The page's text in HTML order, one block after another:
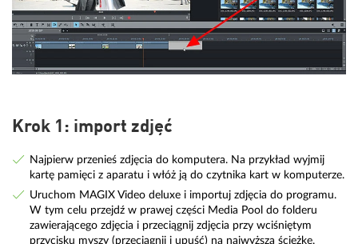
Krok 1: import zdjęć
Najpierw przenieś zdjęcia do komputera. Na przykład wyjmij
kartę pamięci z aparatu i włóż ją do czytnika kart w komputerze.
Uruchom MAGIX Video deluxe i importuj zdjęcia do programu.
W tym celu przejdź w prawej części Media Pool do folderu
zawierającego zdjęcia i przeciągnij zdjęcia przy wciśniętym
przycisku myszy (przeciągnij i upuść) na najwyższą ścieżkę.